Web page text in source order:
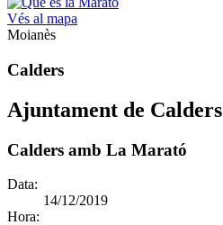
Vés al mapa
Moianès
Calders
Ajuntament de Calders
Calders amb La Marató
Data:
14/12/2019
Hora: